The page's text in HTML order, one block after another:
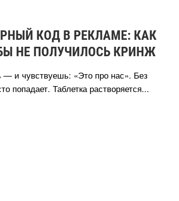
КОД В РЕКЛАМЕ: КАК
НЕ ПОЛУЧИЛОСЬ КРИНЖ
и чувствуешь: «Это про нас». Без
попадает. Таблетка растворяется...